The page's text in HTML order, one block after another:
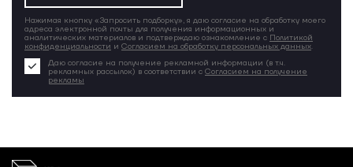
Нажимая кнопку «Запросить подборку», я даю согласие на обработку моего
адреса электронной почты для получения информационных и
аналитических материалов и подтверждаю ознакомление с Политикой
конфиденциальности и Согласием на обработку персональных данных.
Даю согласие на получение рекламной информации (в т.ч.
рекламных рассылок) в соответствии с Согласием на получение
рекламы